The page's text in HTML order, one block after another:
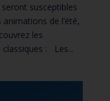
susceptibles
de l’été,
les
: Les...